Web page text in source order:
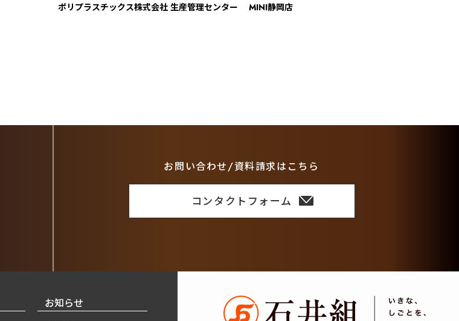
ポリプラスチックス株式会社 生産管理センター MINI静岡店
お問い合わせ/資料請求はこちら
コンタクトフォーム
お知らせ